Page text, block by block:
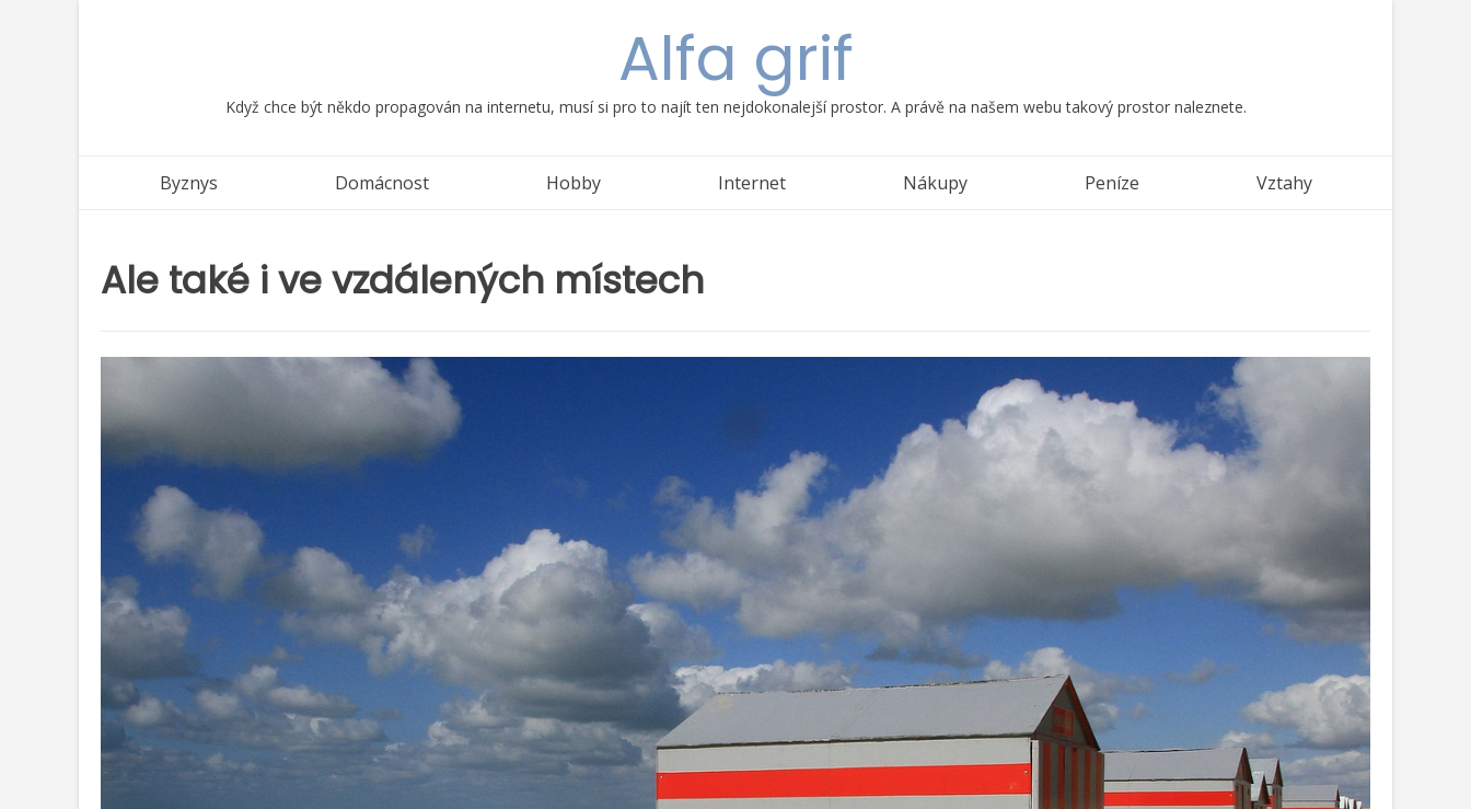
Alfa grif
Když chce být někdo propagován na internetu, musí si pro to najít ten nejdokonalejší prostor. A právě na našem webu takový prostor naleznete.
Byznys Domácnost Hobby Internet Nákupy Peníze Vztahy
Ale také i ve vzdálených místech